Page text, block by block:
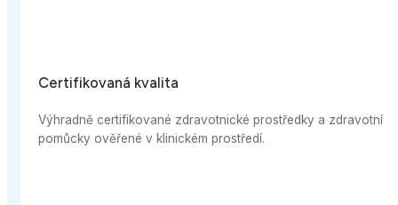
kvalita
zdravotnické prostředky a zdravotní
v klinickém prostředí.